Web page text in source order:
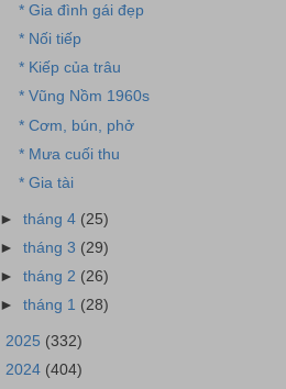
* Gia đình gái đẹp
* Nối tiếp
* Kiếp của trâu
* Vũng Nồm 1960s
* Cơm, bún, phở
* Mưa cuối thu
* Gia tài
►tháng 4 (25)
►tháng 3 (29)
►tháng 2 (26)
►tháng 1 (28)
2025 (332)
2024 (404)